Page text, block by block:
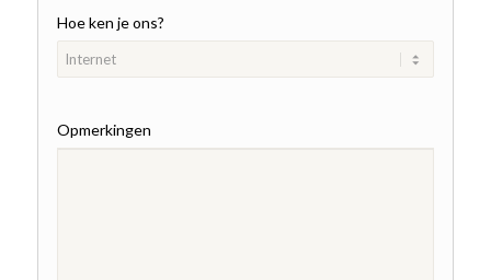
Hoe ken je ons?
Opmerkingen